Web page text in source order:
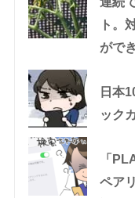
ト。
がで
日本
ック
「
ペア